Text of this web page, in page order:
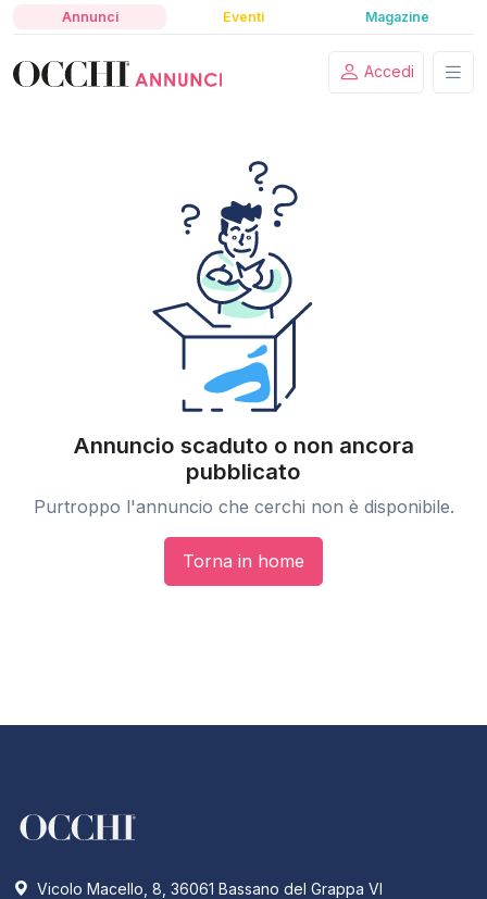
Annunci Eventi Magazine
Accedi
Annuncio scaduto o non ancora
pubblicato
Purtroppo l'annuncio che cerchi non è disponibile.
Torna in home
Vicolo Macello, 8, 36061 Bassano del Grappa VI